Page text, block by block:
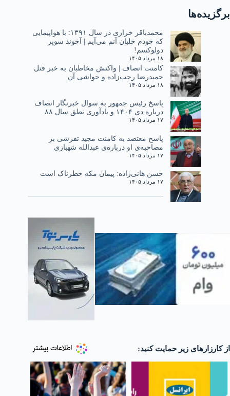
برگزیده‌ها
محمدباقر خرازی در سال ۱۳۹۱: با هواپیمایی
که خودم خلبان آنم می‌آیم | آخوند سوپر
دولوکسم!
۱۸ مرداد ۱۴۰۵
کامنت انصاف | واکنش مخاطبان به خبر قتل
حمیدرضا رجب‌زاده و حواشی آن
۱۸ مرداد ۱۴۰۵
پاسخ رئیس جمهور به سوال خبرنگار انصاف
درباره دی ۱۴۰۴ و یادآوری نطق سال ۸۸
۱۷ مرداد ۱۴۰۵
پاسخ معتضد به کامنت مجید تفرشی بر
مصاحبه‌ی او درباره‌ی عبدالله شهبازی
۱۷ مرداد ۱۴۰۵
حسن هانی‌زاده: پیمان مکه خطرناک است
۱۷ مرداد ۱۴۰۵
از کارزارهای زیر حمایت کنید: